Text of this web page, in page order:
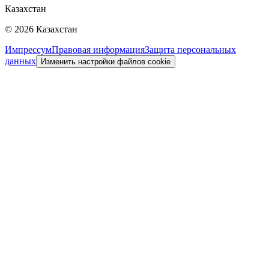
Казахстан
© 2026 Казахстан
ИмпрессумПравовая информацияЗащита персональных
данных Изменить настройки файлов cookie